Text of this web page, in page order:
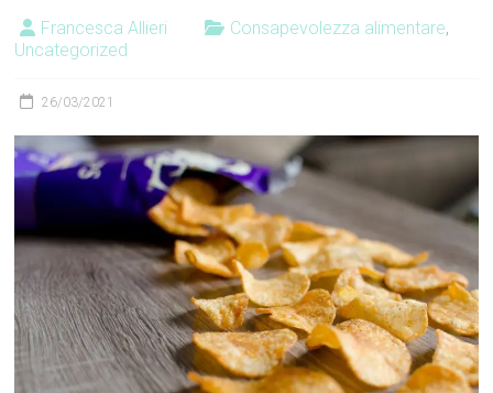
Francesca Allieri Consapevolezza alimentare,
Uncategorized
26/03/2021